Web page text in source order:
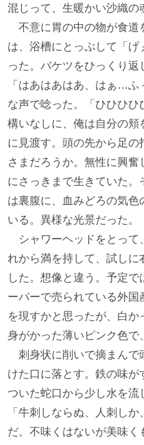
混じって、生暖かい沙織の
不意に胃の中の物が食道
は、浴槽にとっぷして「
った。バケツをひっくり返
「はあはあはあ、はぁ…
な声で唸った。「ひひひ
構いなしに、俺は自分の頬
に見渡す。頭の先から足
さまだろうか。無性に興
にさっきまで生きていた。
は裏腹に、血みどろの気色
いる。異様な光景だった。
シャワーヘッドをとって
れから満を持して、試しに
した。想像と違う。予定
ーパーで売られている外
を現すかと思ったが、白
身がかった薄いピンク色で
刺身状に削いで摘まんで
けた口に落とす。鉄の味が
ついた蛇口から少し水を流
「牛刺しならぬ、人刺し
だ。不味くはないが美味